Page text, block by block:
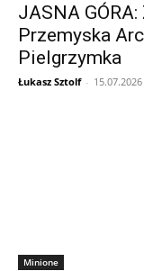
JASNA
Przemyska
Pielgrzymka
Łukasz Sztolf - 15.07.2026
Minione